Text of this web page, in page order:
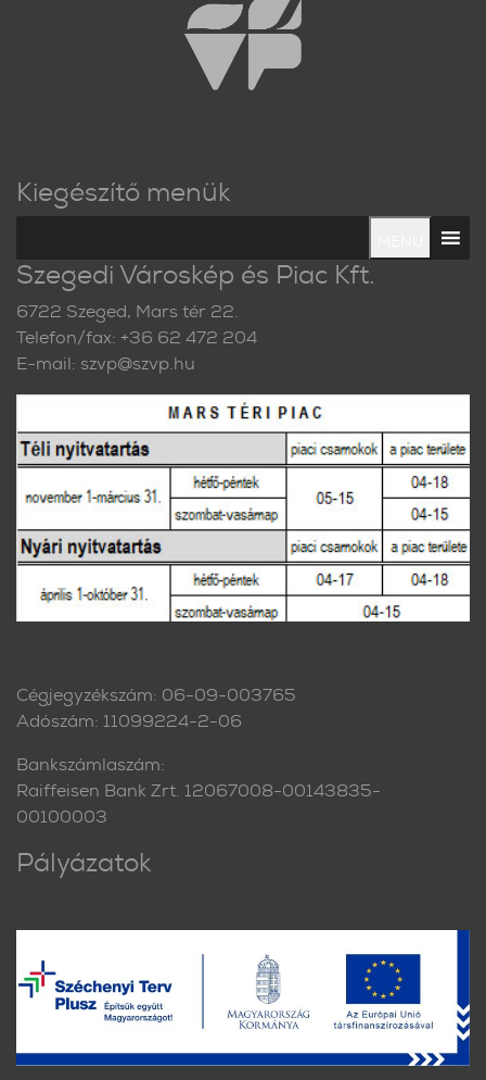
Kiegészítő menük
Szegedi Városkép és Piac Kft.
6722 Szeged, Mars tér 22.
Telefon/fax: +36 62 472 204
E-mail: szvp@szvp.hu
Cégjegyzékszám: 06-09-003765
Adószám: 11099224-2-06
Bankszámlaszám:
Raiffeisen Bank Zrt. 12067008-00143835-
00100003
Pályázatok